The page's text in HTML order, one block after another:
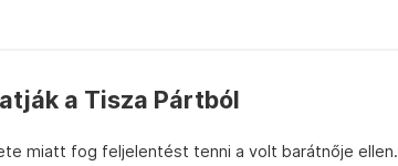
a Tisza Pártból
miatt fog feljelentést tenni a volt barátnője ellen.